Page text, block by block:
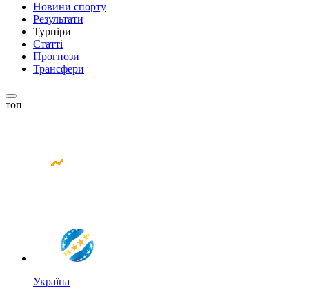
Новини спорту
Результати
Турніри
Статті
Прогнози
Трансфери
топ
Україна